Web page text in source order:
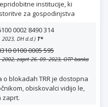
institucije, ki
za gospodinjstva
0002 8490 314
DH d.d.) T*
0100 0005 595
zaprt 26. 09. 2023, OTP banka
o blokadah TRR je dostopna
obiskovalci vidijo le,
zaprt.